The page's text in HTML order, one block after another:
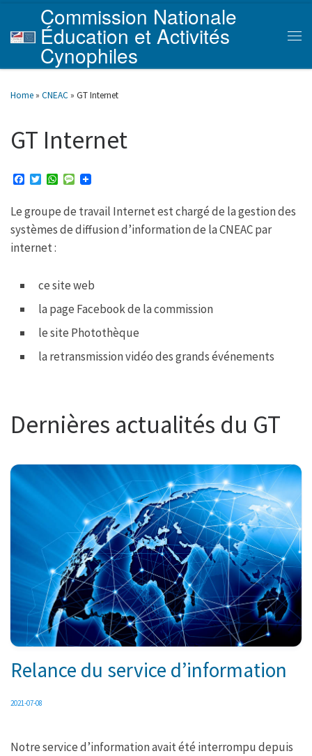
Skip to content
Commission Nationale
Éducation et Activités
Cynophiles
Home » CNEAC » GT Internet
GT Internet
e
b
o
o
T
t
e
r
W
t
A
M
s
a
g
Le groupe de travail Internet est chargé de la gestion des
systèmes de diffusion d’information de la CNEAC par
internet :
ce site web
la page Facebook de la commission
le site Photothèque
la retransmission vidéo des grands événements
Dernières actualités du GT
Relance du service d’information
2021-07-08
Notre service d’information avait été interrompu depuis